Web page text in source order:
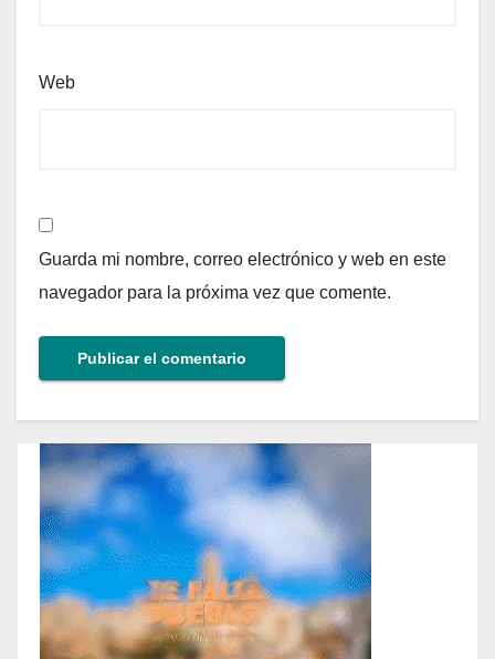
Web
Guarda mi nombre, correo electrónico y web en este
navegador para la próxima vez que comente.